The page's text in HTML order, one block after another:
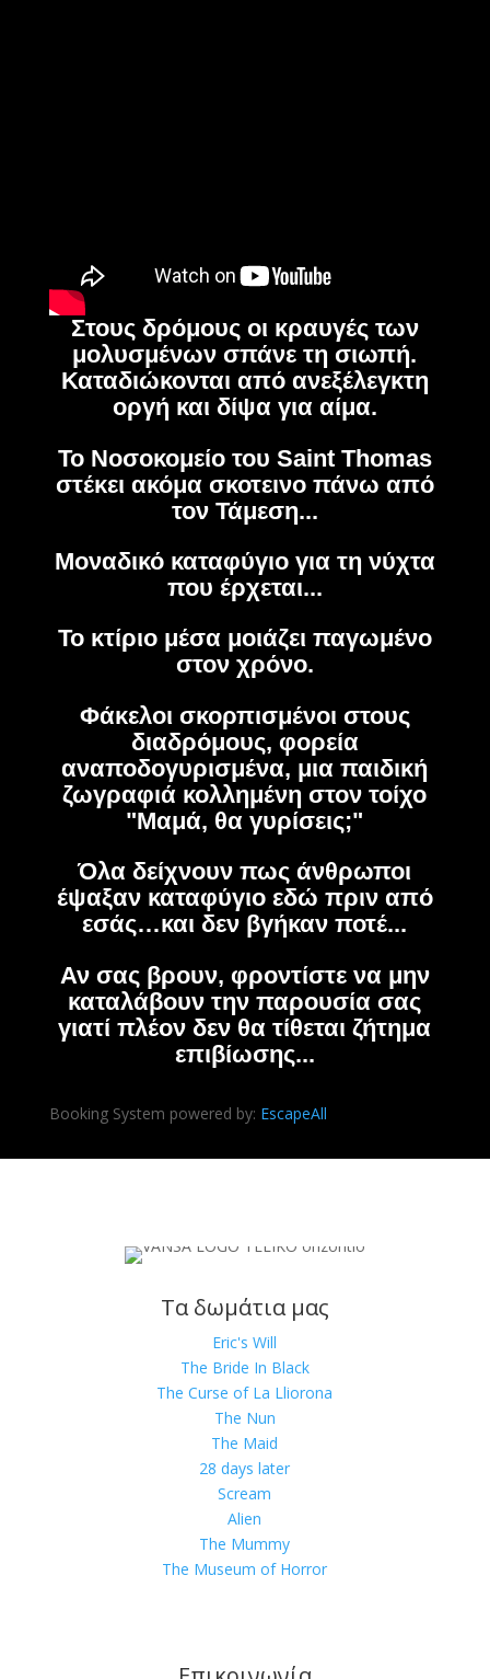
Στους δρόμους οι κραυγές των
μολυσμένων σπάνε τη σιωπή.
Καταδιώκονται από ανεξέλεγκτη
οργή και δίψα για αίμα.
Το Νοσοκομείο του Saint Thomas
στέκει ακόμα σκοτεινο πάνω από
τον Τάμεση...
Μοναδικό καταφύγιο για τη νύχτα
που έρχεται...
Το κτίριο μέσα μοιάζει παγωμένο
στον χρόνο.
Φάκελοι σκορπισμένοι στους
διαδρόμους, φορεία
αναποδογυρισμένα, μια παιδική
ζωγραφιά κολλημένη στον τοίχο
"Μαμά, θα γυρίσεις;"
Όλα δείχνουν πως άνθρωποι
έψαξαν καταφύγιο εδώ πριν από
εσάς…και δεν βγήκαν ποτέ...
Αν σας βρουν, φροντίστε να μην
καταλάβουν την παρουσία σας
γιατί πλέον δεν θα τίθεται ζήτημα
επιβίωσης...
Booking System powered by: EscapeAll
Τα δωμάτια μας
Eric's Will
The Bride In Black
The Curse of La Lliorona
The Nun
The Maid
28 days later
Scream
Alien
The Mummy
The Museum of Horror